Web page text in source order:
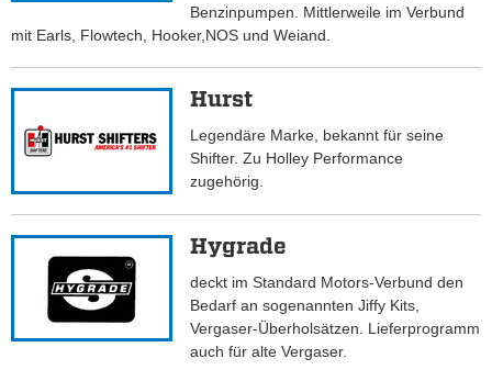
Benzinpumpen. Mittlerweile im Verbund
mit Earls, Flowtech, Hooker,NOS und Weiand.
Hurst
Legendäre Marke, bekannt für seine
Shifter. Zu Holley Performance
zugehörig.
Hygrade
deckt im Standard Motors-Verbund den
Bedarf an sogenannten Jiffy Kits,
Vergaser-Überholsätzen. Lieferprogramm
auch für alte Vergaser.